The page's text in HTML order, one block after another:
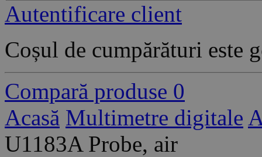
Autentificare client
Coșul de cumpărături este
Compară produse 0
Acasă Multimetre digitale
U1183A Probe, air